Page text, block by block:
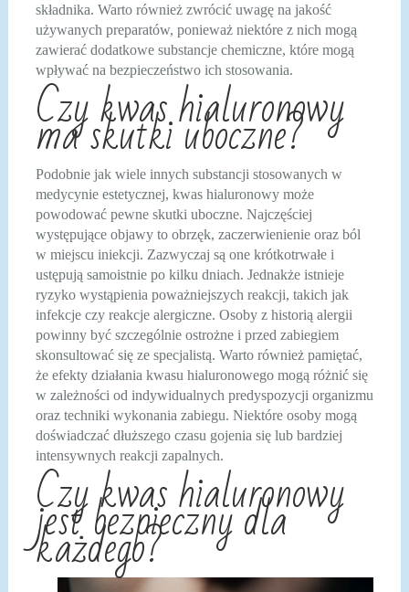
składnika. Warto również zwrócić uwagę na jakość
używanych preparatów, ponieważ niektóre z nich mogą
zawierać dodatkowe substancje chemiczne, które mogą
wpływać na bezpieczeństwo ich stosowania.
Czy kwas hialuronowy
ma skutki uboczne?
Podobnie jak wiele innych substancji stosowanych w
medycynie estetycznej, kwas hialuronowy może
powodować pewne skutki uboczne. Najczęściej
występujące objawy to obrzęk, zaczerwienienie oraz ból
w miejscu iniekcji. Zazwyczaj są one krótkotrwałe i
ustępują samoistnie po kilku dniach. Jednakże istnieje
ryzyko wystąpienia poważniejszych reakcji, takich jak
infekcje czy reakcje alergiczne. Osoby z historią alergii
powinny być szczególnie ostrożne i przed zabiegiem
skonsultować się ze specjalistą. Warto również pamiętać,
że efekty działania kwasu hialuronowego mogą różnić się
w zależności od indywidualnych predyspozycji organizmu
oraz techniki wykonania zabiegu. Niektóre osoby mogą
doświadczać dłuższego czasu gojenia się lub bardziej
intensywnych reakcji zapalnych.
Czy kwas hialuronowy
jest bezpieczny dla
każdego?